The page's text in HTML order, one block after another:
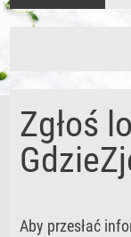
Zgłoś
Aby przesłać